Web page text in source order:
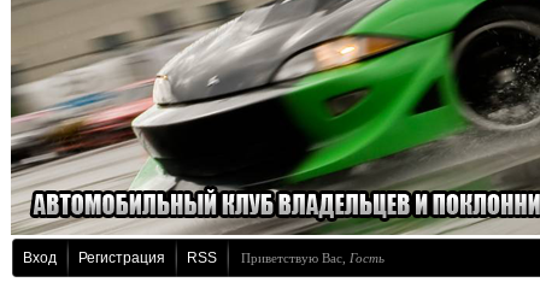
Вход Регистрация RSS Приветствую Вас Гость